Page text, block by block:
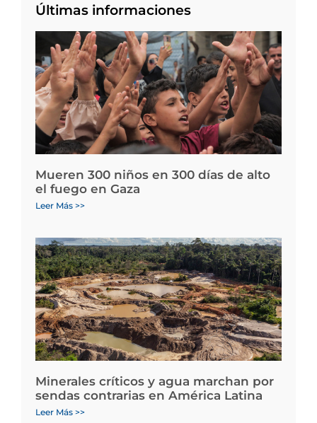
Últimas informaciones
Mueren 300 niños en 300 días de alto
el fuego en Gaza
Leer Más >>
Minerales críticos y agua marchan por
sendas contrarias en América Latina
Leer Más >>